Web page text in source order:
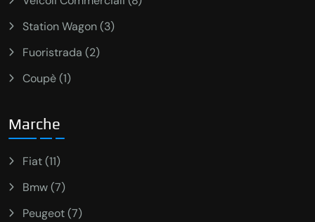
Station Wagon (3)
Fuoristrada (2)
Coupè (1)
Marche
Fiat (11)
Bmw (7)
Peugeot (7)